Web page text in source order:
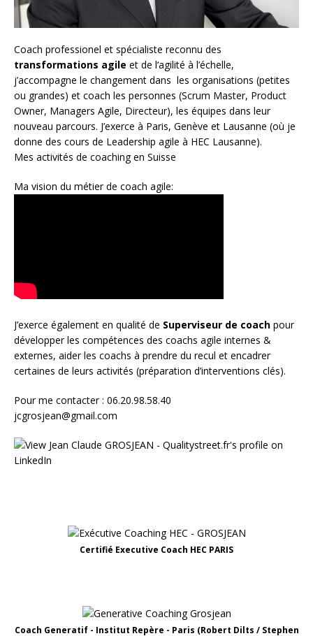
Coach professionel et spécialiste reconnu des
transformations agile et de l‘agilité à l’échelle,
j’accompagne le changement dans les organisations (petites
ou grandes) et coach les personnes (Scrum Master, Product
Owner, Managers Agile, Directeur), les équipes dans leur
nouveau parcours. J’exerce à Paris, Genève et Lausanne (où je
donne des cours de Leadership agile à HEC Lausanne).
Mes activités de coaching en Suisse
Ma vision du métier de coach agile:
J’exerce également en qualité de Superviseur de coach pour
développer les compétences des coachs agile internes &
externes, aider les coachs à prendre du recul et encadrer
certaines de leurs activités (préparation d’interventions clés).
Pour me contacter : 06.20.98.58.40
jcgrosjean@gmail.com
Certifié Executive Coach HEC PARIS
Coach Generatif - Institut Repère - Paris (Robert Dilts / Stephen